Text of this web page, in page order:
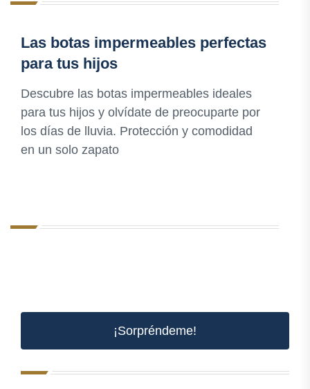
Las botas impermeables perfectas
para tus hijos
Descubre las botas impermeables ideales
para tus hijos y olvídate de preocuparte por
los días de lluvia. Protección y comodidad
en un solo zapato
¡Sorpréndeme!